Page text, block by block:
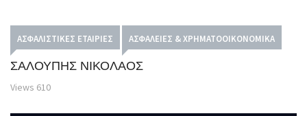
ΑΣΦΑΛΙΣΤΙΚΈΣ ΕΤΑΙΡΊΕΣ ΑΣΦΆΛΕΙΕΣ & ΧΡΗΜΑΤΟΟΙΚΟΝΟΜΙΚΆ
ΣΑΛΟΥΠΗΣ ΝΙΚΟΛΑΟΣ
Views 610